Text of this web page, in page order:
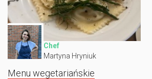
Chef
Martyna Hryniuk
Menu wegetariańskie